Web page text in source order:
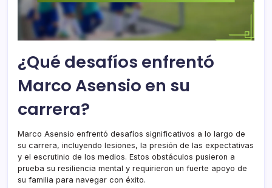
¿Qué desafíos enfrentó
Marco Asensio en su
carrera?
Marco Asensio enfrentó desafíos significativos a lo largo de
su carrera, incluyendo lesiones, la presión de las expectativas
y el escrutinio de los medios. Estos obstáculos pusieron a
prueba su resiliencia mental y requirieron un fuerte apoyo de
su familia para navegar con éxito.